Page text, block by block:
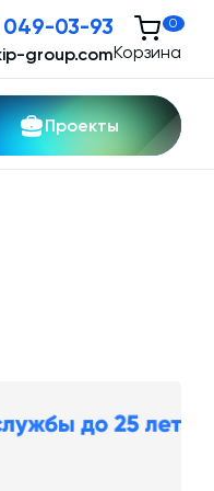
049-03-93
group.comКорзина
0
Проекты
наладка и